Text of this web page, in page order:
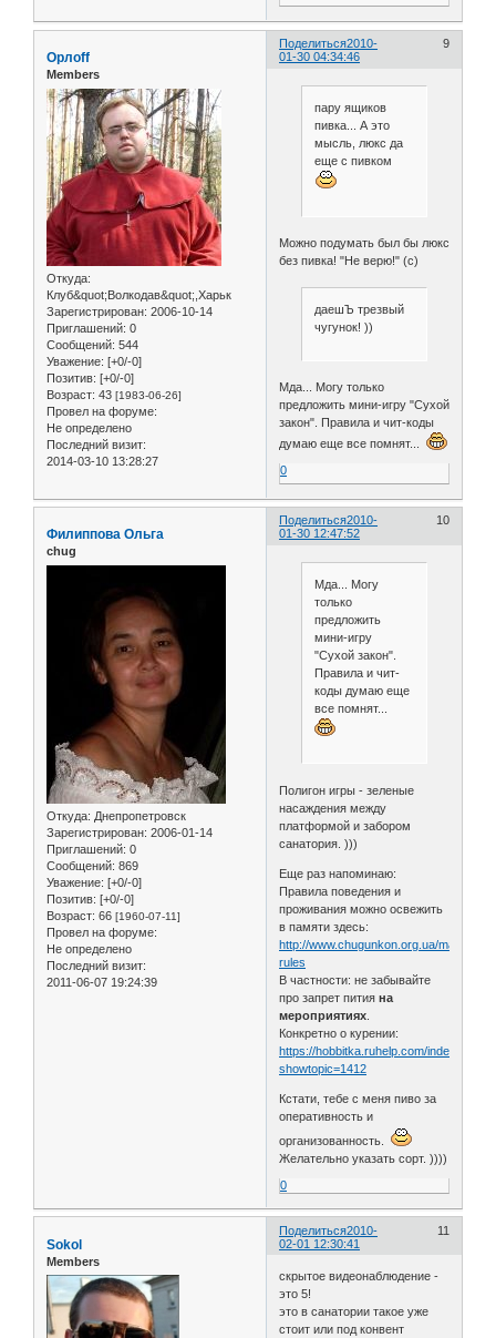
Поделиться 9
2010-
01-30 04:34:46
Орлоff
Members
Откуда:
Клуб&quot;Волкодав&quot;,Харьк
Зарегистрирован: 2006-10-14
Приглашений: 0
Сообщений: 544
Уважение: [+0/-0]
Позитив: [+0/-0]
Возраст: 43 [1983-06-26]
Провел на форуме:
Не определено
Последний визит:
2014-03-10 13:28:27
пару ящиков
пивка... А это
мысль, люкс да
еще с пивком
Можно подумать был бы люкс
без пивка! "Не верю!" (с)
даешЪ трезвый
чугунок! ))
Мда... Могу только
предложить мини-игру "Сухой
закон". Правила и чит-коды
думаю еще все помнят...
0
Поделиться 10
2010-
01-30 12:47:52
Филиппова Ольга
chug
Откуда: Днепропетровск
Зарегистрирован: 2006-01-14
Приглашений: 0
Сообщений: 869
Уважение: [+0/-0]
Позитив: [+0/-0]
Возраст: 66 [1960-07-11]
Провел на форуме:
Не определено
Последний визит:
2011-06-07 19:24:39
Мда... Могу
только
предложить
мини-игру
"Сухой закон".
Правила и чит-
коды думаю еще
все помнят...
Полигон игры - зеленые
насаждения между
платформой и забором
санатория. )))
Еще раз напоминаю:
Правила поведения и
проживания можно освежить
в памяти здесь:
http://www.chugunkon.org.ua/main-
rules
В частности: не забывайте
про запрет питияна
мероприятиях
Конкретно о курении:
https://hobbitka.ruhelp.com/index.php?
showtopic=1412
Кстати, тебе с меня пиво за
оперативность и
организованность.
Желательно указать сорт. ))))
0
Поделиться 11
2010-
02-01 12:30:41
Sokol
Members
скрытое видеонаблюдение -
это 5!
это в санатории такое уже
стоит или под конвент